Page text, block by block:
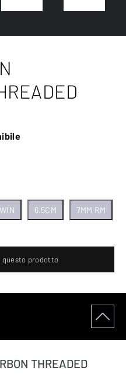
6.5CM 7MM RM
questo prodotto
THREADED